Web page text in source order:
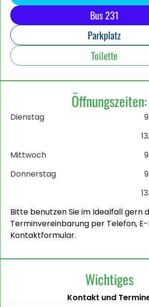
Bus 231
Parkplatz
Toilette
Öffnungszeiten:
Dienstag
Mittwoch
Donnerstag
Bitte benutzen Sie im Idealfall gern
Terminvereinbarung per Telefon,
Kontaktformular.
Wichtiges
Kontakt und